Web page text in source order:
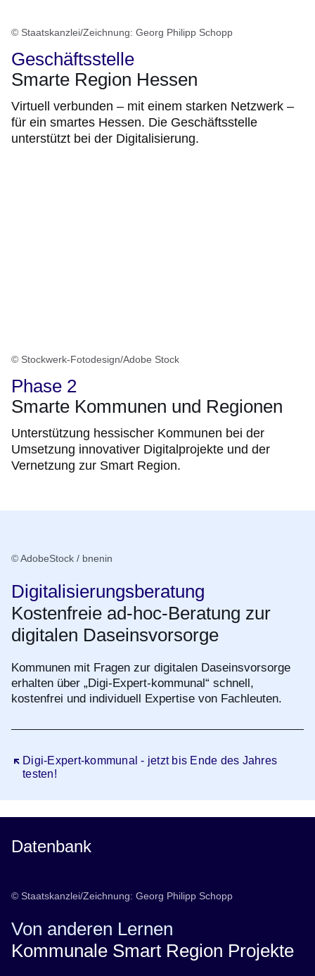
© Staatskanzlei/Zeichnung: Georg Philipp Schopp
Geschäftsstelle
Smarte Region Hessen
Virtuell verbunden – mit einem starken Netzwerk –
für ein smartes Hessen. Die Geschäftsstelle
unterstützt bei der Digitalisierung.
© Stockwerk-Fotodesign/Adobe Stock
Phase 2
Smarte Kommunen und Regionen
Unterstützung hessischer Kommunen bei der
Umsetzung innovativer Digitalprojekte und der
Vernetzung zur Smart Region.
© AdobeStock / bnenin
Digitalisierungsberatung
Kostenfreie ad-hoc-Beratung zur
digitalen Daseinsvorsorge
Kommunen mit Fragen zur digitalen Daseinsvorsorge
erhalten über „Digi-Expert-kommunal“ schnell,
kostenfrei und individuell Expertise von Fachleuten.
Digi-Expert-kommunal - jetzt bis Ende des Jahres
testen!
Öffnet sich in einem neuen Fenster
Datenbank
© Staatskanzlei/Zeichnung: Georg Philipp Schopp
Von anderen Lernen
Kommunale Smart Region Projekte